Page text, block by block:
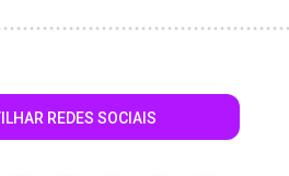
REDES SOCIAIS